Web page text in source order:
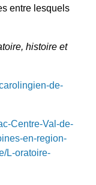
entre lesquels
histoire et
de-
Centre-Val-de-
en-region-
L-oratoire-